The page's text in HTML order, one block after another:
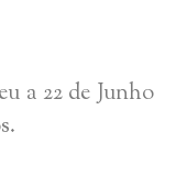
a 22 de Junho